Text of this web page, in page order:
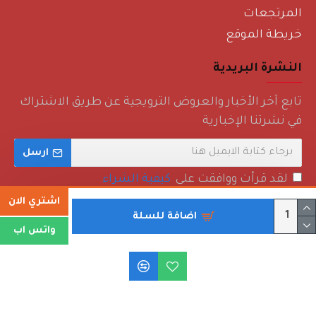
اضافة للسلة
اشتري الان
واتس اب
المرتجعات
خريطة الموقع
النشرة البريدية
تابع آخر الأخبار والعروض الترويجية عن طريق الاشتراك
في نشرتنا الإخبارية
ارسل
لقد قرأت ووافقت على كيفية الشراء